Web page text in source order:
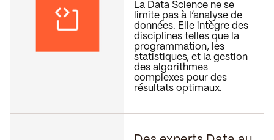
La Data Science ne se
limite pas à l’analyse de
données. Elle intègre des
disciplines telles que la
programmation, les
statistiques, et la gestion
des algorithmes
complexes pour des
résultats optimaux.